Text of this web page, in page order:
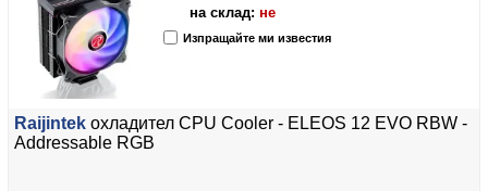
на склад: не
Изпращайте ми известия
Raijintek охладител CPU Cooler - ELEOS 12 EVO RBW -
Addressable RGB